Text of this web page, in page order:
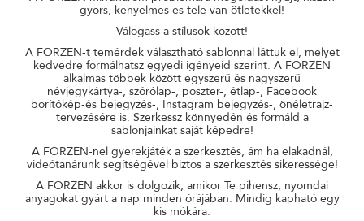
gyors, kényelmes és tele van ötletekkel!
Válogass a stílusok között!
A FORZEN-t temérdek választható sablonnal láttuk el, melyet
kedvedre formálhatsz egyedi igényeid szerint. A FORZEN
alkalmas többek között egyszerű és nagyszerű
névjegykártya-, szórólap-, poszter-, étlap-, Facebook
borítókép-és bejegyzés-, Instagram bejegyzés-, önéletrajz-
tervezésére is. Szerkessz könnyedén és formáld a
sablonjainkat saját képedre!
A FORZEN-nel gyerekjáték a szerkesztés, ám ha elakadnál,
videótanárunk segítségével biztos a szerkesztés sikeressége!
A FORZEN akkor is dolgozik, amikor Te pihensz, nyomdai
anyagokat gyárt a nap minden órájában. Mindig kapható egy
kis mókára.